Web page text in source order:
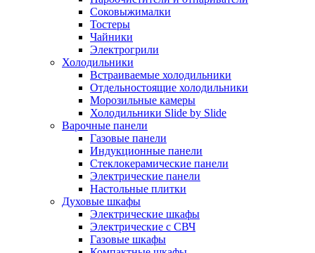
Соковыжималки
Тостеры
Чайники
Электрогрили
Холодильники
Встраиваемые холодильники
Отдельностоящие холодильники
Морозильные камеры
Холодильники Slide by Slide
Варочные панели
Газовые панели
Индукционные панели
Стеклокерамические панели
Электрические панели
Настольные плитки
Духовые шкафы
Электрические шкафы
Электрические с СВЧ
Газовые шкафы